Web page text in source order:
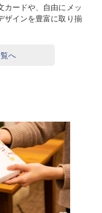
カードや、自由にメッ
ザインを豊富に取り揃
へ